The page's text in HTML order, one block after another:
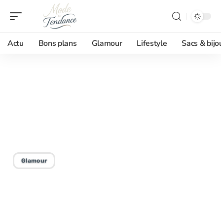
Actu Bons plans Glamour Lifestyle Sacs &
Glamour